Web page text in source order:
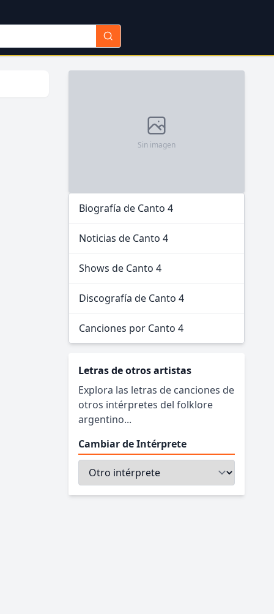
Sin imagen
Biografía de Canto 4
Noticias de Canto 4
Shows de Canto 4
Discografía de Canto 4
Canciones por Canto 4
Letras de otros artistas
Explora las letras de canciones de
otros intérpretes del folklore
argentino...
Cambiar de Intérprete